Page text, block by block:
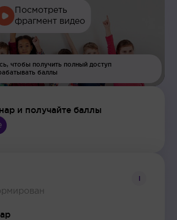
Посмотреть
фрагмент видео
чтобы получить полный доступ
баллы
и получайте баллы
i